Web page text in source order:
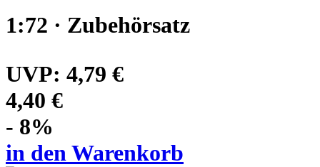
1:72 · Zubehörsatz
UVP: 4,79 €
4,40 €
- 8%
in den Warenkorb